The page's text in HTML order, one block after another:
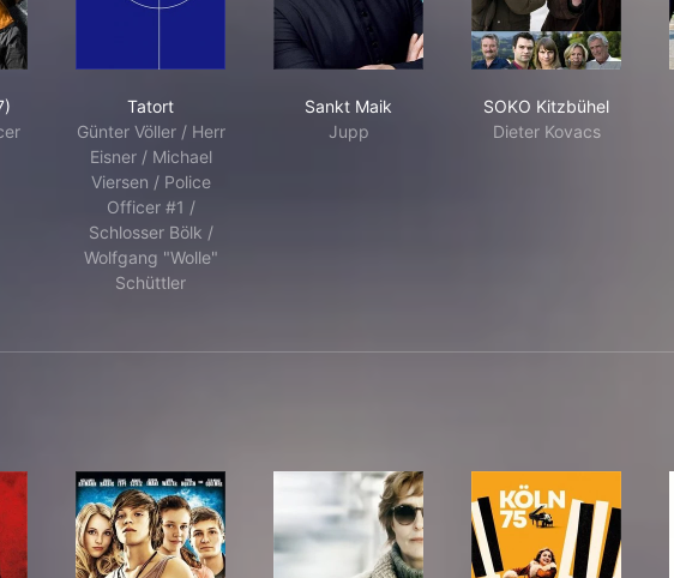
Tatort
Günter Völler / Herr
Eisner / Michael
Viersen / Police
Officer #1 /
Schlosser Bölk /
Wolfgang "Wolle"
Schüttler
Sankt Maik
Jupp
SOKO Kitzbühel
Dieter Kovacs